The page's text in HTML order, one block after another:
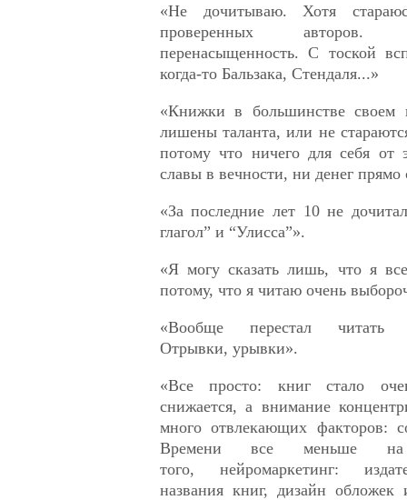
«Не дочитываю. Хотя
проверенных
перенасыщенность. С тоской
когда-то Бальзака, Стендаля...»
«Книжки в большинстве своем
лишены таланта, или не
потому что ничего для себя
славы в вечности, ни денег прямо
«За последние лет 10 не
глагол” и “Улисса”».
«Я могу сказать лишь, что я
потому, что я читаю очень
«Вообще перестал читать
Отрывки, урывки».
«Все просто: книг стало
снижается, а внимание
много отвлекающих факторов:
Времени все меньше
того, нейромаркетинг:
названия книг, дизайн обложек